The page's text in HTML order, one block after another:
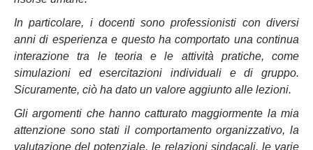
In particolare, i docenti sono professionisti con diversi
anni di esperienza e questo ha comportato una continua
interazione tra le teoria e le attività pratiche, come
simulazioni ed esercitazioni individuali e di gruppo.
Sicuramente, ciò ha dato un valore aggiunto alle lezioni.
Gli argomenti che hanno catturato maggiormente la mia
attenzione sono stati il comportamento organizzativo, la
valutazione del potenziale, le relazioni sindacali, le varie